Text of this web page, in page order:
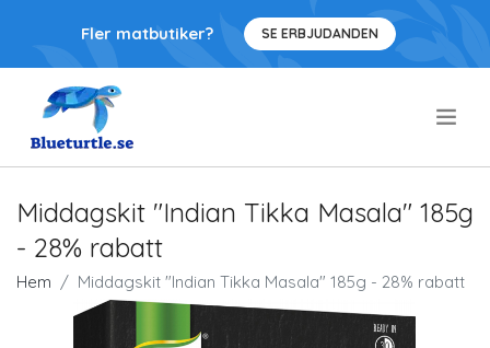
Fler matbutiker? SE ERBJUDANDEN
Middagskit "Indian Tikka Masala" 185g
- 28% rabatt
Hem Middagskit "Indian Tikka Masala" 185g - 28% rabatt